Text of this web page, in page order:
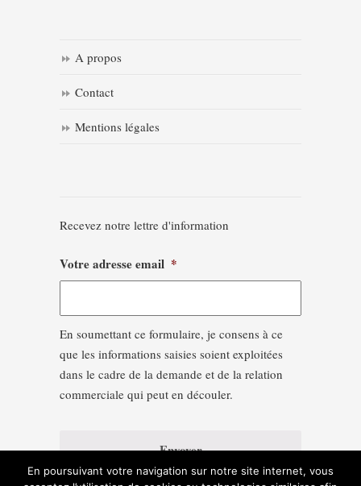
A propos
Contact
Mentions légales
Recevez notre lettre d'information
Votre adresse email *
En soumettant ce formulaire, je consens à ce
que les informations saisies soient exploitées
dans le cadre de la demande et de la relation
commerciale qui peut en découler.
En poursuivant votre navigation sur notre site internet, vous